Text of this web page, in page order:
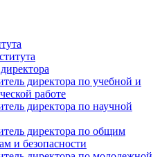
директора по учебной и
работе
директора по научной
директора по общим
и безопасности